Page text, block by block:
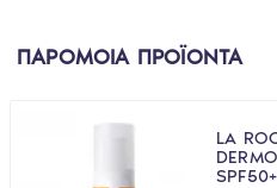
ΠΑΡΟΜΟΙΑ ΠΡΟΪΟΝΤΑ
LA